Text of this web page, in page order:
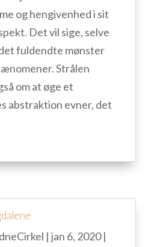
og hengivenhed i sit
Det vil sige, selve
fuldendte mønster
Strålen
om at øge et
abstraktion evner, det
| jan 6, 2020|